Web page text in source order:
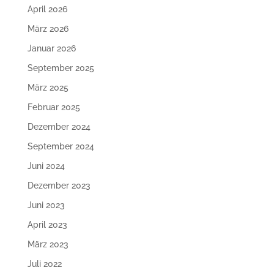
April 2026
März 2026
Januar 2026
September 2025
März 2025
Februar 2025
Dezember 2024
September 2024
Juni 2024
Dezember 2023
Juni 2023
April 2023
März 2023
Juli 2022